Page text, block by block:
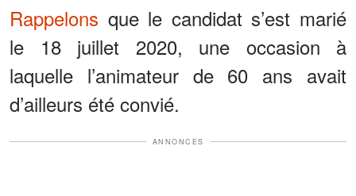
Rappelons que le candidat s’est marié
le 18 juillet 2020, une occasion à
laquelle l’animateur de 60 ans avait
d’ailleurs été convié.
ANNONCES